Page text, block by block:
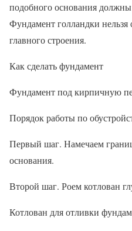
подобного основания
Фундамент голландки нельзя
главного строения.
Как сделать фундамент
Фундамент под кирпичную
Порядок работы по
Первый шаг. Намечаем
основания.
Второй шаг. Роем котлован
Котлован для отливки